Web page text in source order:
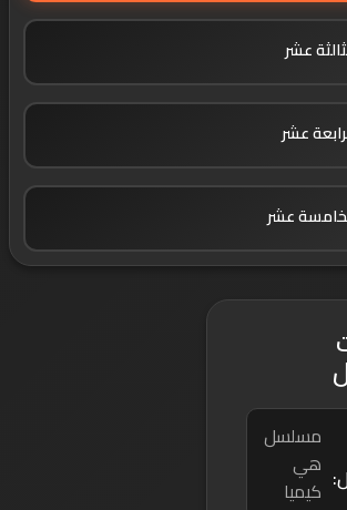
مسلسل
هي
كيميا